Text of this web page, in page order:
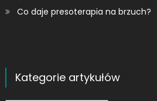
Co daje presoterapia na brzuch?
Kategorie artykułów